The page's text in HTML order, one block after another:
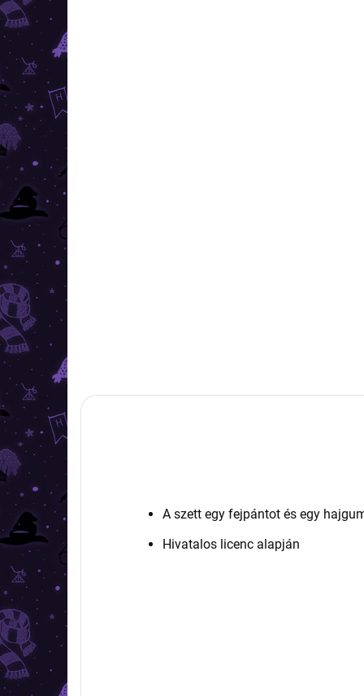
A szett egy fejpántot és egy
Hivatalos licenc alapján